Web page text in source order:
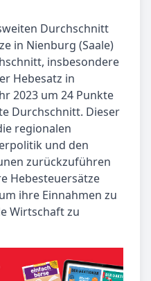
Durchschnitt
in Nienburg (Saale)
insbesondere
Hebesatz in
2023 um 24 Punkte
Durchschnitt. Dieser
regionalen
und den
zurückzuführen
Hebesteuersätze
ihre Einnahmen zu
Wirtschaft zu